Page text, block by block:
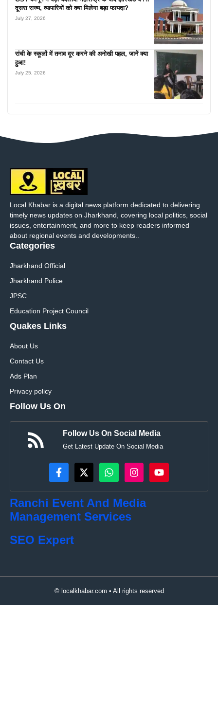
दूसरा राज्य, व्यापारियों को क्या मिलेगा बड़ा फायदा?
July 27, 2026
रांची के स्कूलों में तनाव दूर करने की अनोखी पहल, जानें क्या
हुआ!
July 25, 2026
Local Khabar is a digital news platform dedicated to delivering
timely news updates on Jharkhand, covering local politics, social
issues, entertainment, and more to keep readers informed
about regional events and developments..
Categories
Jharkhand Official
Jharkhand Police
JPSC
Education Project Council
Quakes Links
About Us
Contact Us
Ads Plan
Privacy policy
Follow Us On
Follow Us On Social Media
Get Latest Update On Social Media
Ranchi Event And Media
Management Services
SEO Expert
© localkhabar.com • All rights reserved